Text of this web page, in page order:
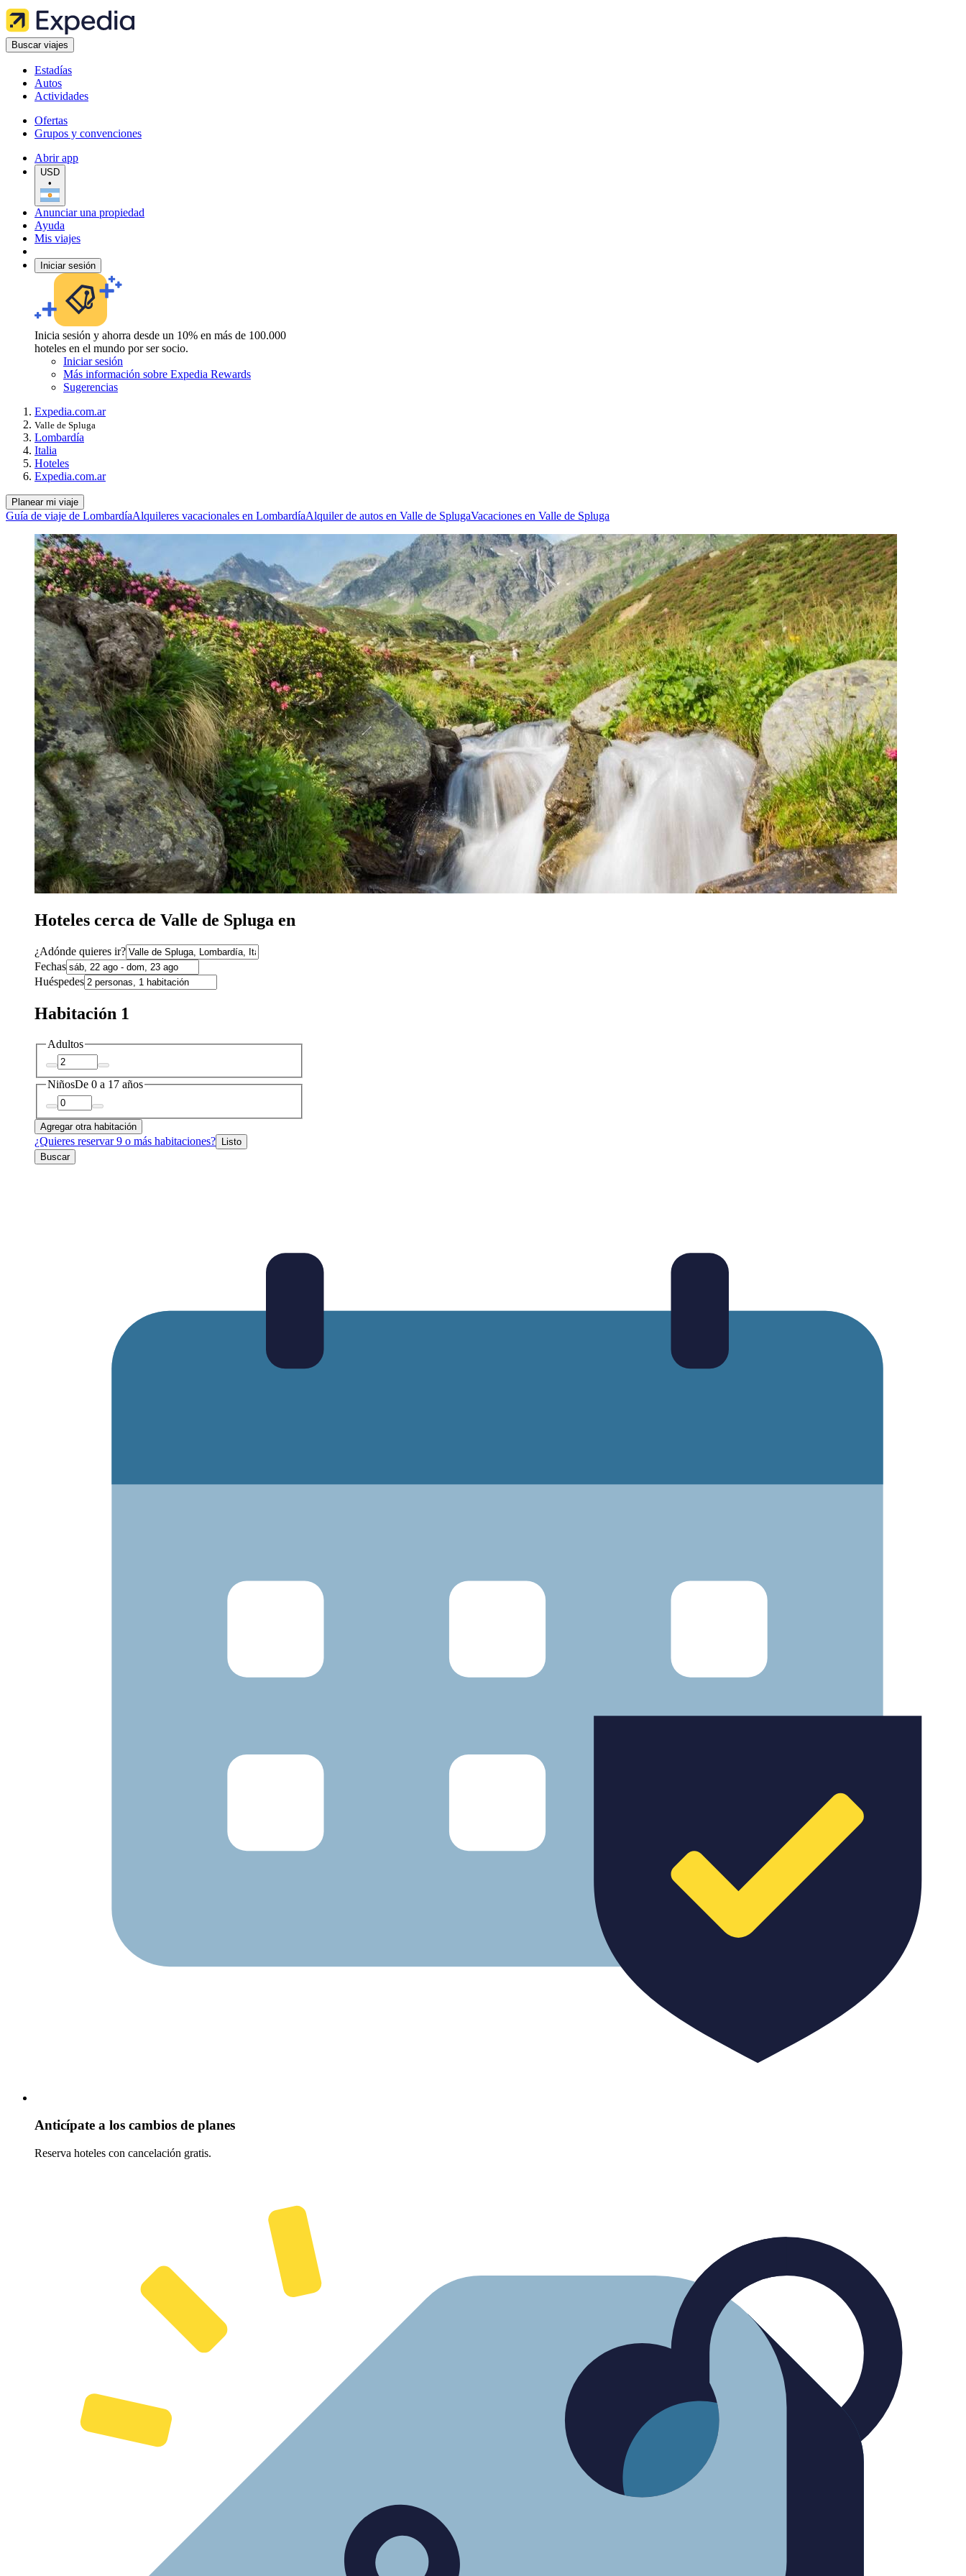
Buscar viajes
Estadías
Autos
Actividades
Ofertas
Grupos y convenciones
Abrir app
USD
•
Anunciar una propiedad
Ayuda
Mis viajes
Iniciar sesión
Inicia sesión y ahorra desde un 10% en más de 100.000
hoteles en el mundo por ser socio.
Iniciar sesión
Más información sobre Expedia Rewards
Sugerencias
Expedia.com.ar
Valle de Spluga
Lombardía
Italia
Hoteles
Expedia.com.ar
Planear mi viaje
Guía de viaje de LombardíaAlquileres vacacionales en LombardíaAlquiler de autos en Valle de SplugaVacaciones en Valle de Spluga
Hoteles cerca de Valle de Spluga en
¿Adónde quieres ir?
Fechas
Huéspedes
Habitación 1
Adultos
NiñosDe 0 a 17 años
Agregar otra habitación
¿Quieres reservar 9 o más habitaciones? Listo
Buscar
Anticípate a los cambios de planes
Reserva hoteles con cancelación gratis.